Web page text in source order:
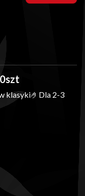
klasyki🤌Dla 2-3